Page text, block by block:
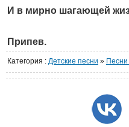
И в мирно шагающей
Припев.
Категория : Детские песни »